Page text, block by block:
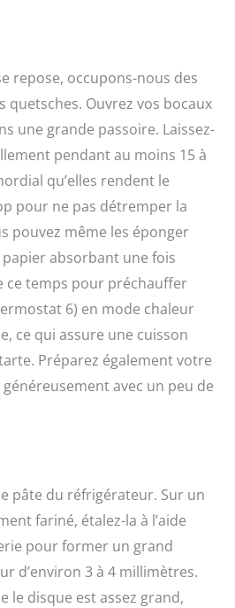
repose, occupons-nous des
quetsches. Ouvrez vos bocaux
une grande passoire. Laissez-
pendant au moins 15 à
qu’elles rendent le
pour ne pas détremper la
pouvez même les éponger
absorbant une fois
ce temps pour préchauffer
6) en mode chaleur
ce qui assure une cuisson
Préparez également votre
avec un peu de
pâte du réfrigérateur. Sur un
fariné, étalez-la à l’aide
pour former un grand
d’environ 3 à 4 millimètres.
le disque est assez grand,